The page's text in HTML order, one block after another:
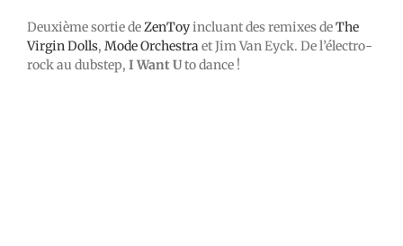
Deuxième sortie deZenToyincluant des remixes deThe
Virgin Dolls, Mode Orchestraet Jim Van Eyck. De l’électro-
rock au dubstep, I Want Uto dance !